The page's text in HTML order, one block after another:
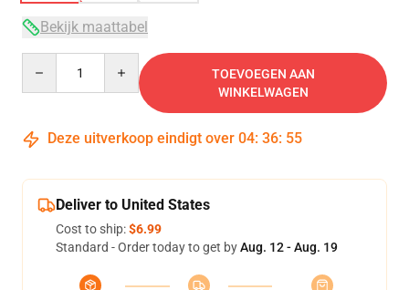
Bekijk maattabel
TOEVOEGEN AAN
WINKELWAGEN
Deze uitverkoop eindigt over 04: 36: 54
Deliver to United States
Cost to ship:$6.99
Standard - Order today to get byAug. 12 - Aug. 19